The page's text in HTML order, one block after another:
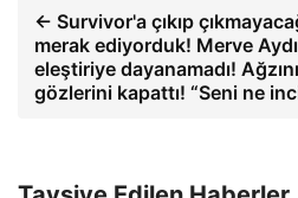
← Survivor'a çıkıp
merak ediyorduk! Merve
eleştiriye dayanamadı!
gözlerini kapattı! “Seni ne